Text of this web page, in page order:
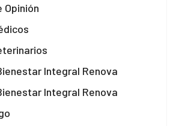
Opinión
Integral Renova
Integral Renova